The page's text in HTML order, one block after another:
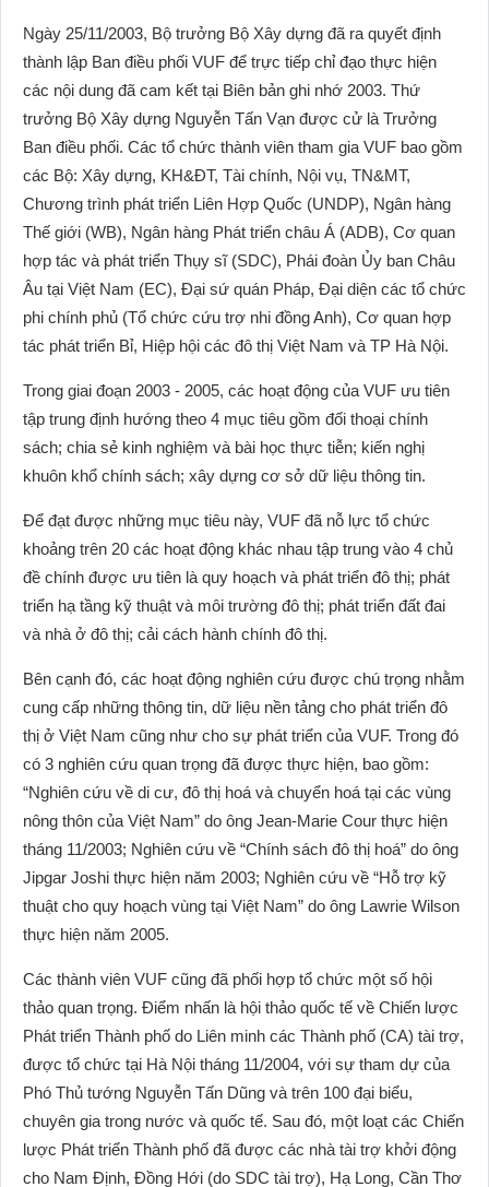
Ngày 25/11/2003, Bộ trưởng Bộ Xây dựng đã ra quyết định
thành lập Ban điều phối VUF để trực tiếp chỉ đạo thực hiện
các nội dung đã cam kết tại Biên bản ghi nhớ 2003. Thứ
trưởng Bộ Xây dựng Nguyễn Tấn Vạn được cử là Trưởng
Ban điều phối. Các tổ chức thành viên tham gia VUF bao gồm
các Bộ: Xây dựng, KH&ĐT, Tài chính, Nội vụ, TN&MT,
Chương trình phát triển Liên Hợp Quốc (UNDP), Ngân hàng
Thế giới (WB), Ngân hàng Phát triển châu Á (ADB), Cơ quan
hợp tác và phát triển Thụy sĩ (SDC), Phái đoàn Ủy ban Châu
Âu tại Việt Nam (EC), Đại sứ quán Pháp, Đại diện các tổ chức
phi chính phủ (Tổ chức cứu trợ nhi đồng Anh), Cơ quan hợp
tác phát triển Bỉ, Hiệp hội các đô thị Việt Nam và TP Hà Nội.
Trong giai đoạn 2003 - 2005, các hoạt động của VUF ưu tiên
tập trung định hướng theo 4 mục tiêu gồm đối thoại chính
sách; chia sẻ kinh nghiệm và bài học thực tiễn; kiến nghị
khuôn khổ chính sách; xây dựng cơ sở dữ liệu thông tin.
Để đạt được những mục tiêu này, VUF đã nỗ lực tổ chức
khoảng trên 20 các hoạt động khác nhau tập trung vào 4 chủ
đề chính được ưu tiên là quy hoạch và phát triển đô thị; phát
triển hạ tầng kỹ thuật và môi trường đô thị; phát triển đất đai
và nhà ở đô thị; cải cách hành chính đô thị.
Bên cạnh đó, các hoạt động nghiên cứu được chú trọng nhằm
cung cấp những thông tin, dữ liệu nền tảng cho phát triển đô
thị ở Việt Nam cũng như cho sự phát triển của VUF. Trong đó
có 3 nghiên cứu quan trọng đã được thực hiện, bao gồm:
“Nghiên cứu về di cư, đô thị hoá và chuyển hoá tại các vùng
nông thôn của Việt Nam” do ông Jean-Marie Cour thực hiện
tháng 11/2003; Nghiên cứu về “Chính sách đô thị hoá” do ông
Jipgar Joshi thực hiện năm 2003; Nghiên cứu về “Hỗ trợ kỹ
thuật cho quy hoạch vùng tại Việt Nam” do ông Lawrie Wilson
thực hiện năm 2005.
Các thành viên VUF cũng đã phối hợp tổ chức một số hội
thảo quan trọng. Điểm nhấn là hội thảo quốc tế về Chiến lược
Phát triển Thành phố do Liên minh các Thành phố (CA) tài trợ,
được tổ chức tại Hà Nội tháng 11/2004, với sự tham dự của
Phó Thủ tướng Nguyễn Tấn Dũng và trên 100 đại biểu,
chuyên gia trong nước và quốc tế. Sau đó, một loạt các Chiến
lược Phát triển Thành phố đã được các nhà tài trợ khởi động
cho Nam Định, Đồng Hới (do SDC tài trợ), Hạ Long, Cần Thơ